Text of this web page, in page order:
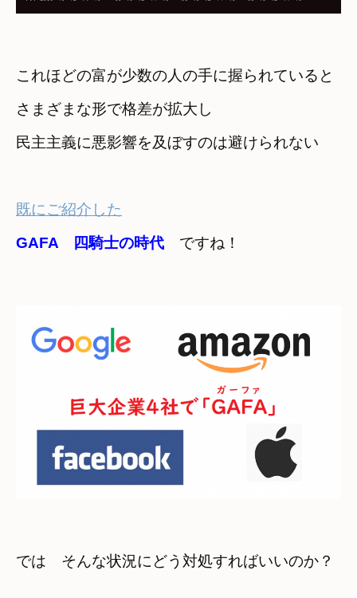
これほどの富が少数の人の手に握られていると
さまざまな形で格差が拡大し
民主主義に悪影響を及ぼすのは避けられない
既にご紹介した
GAFA　四騎士の時代 ですね！
では　そんな状況にどう対処すればいいのか？